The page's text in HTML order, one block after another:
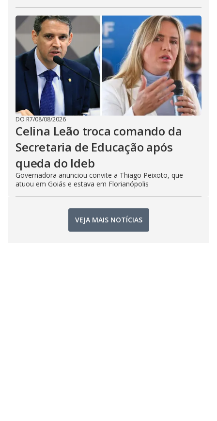
DO R7/08/08/2026
Celina Leão troca comando da
Secretaria de Educação após
queda do Ideb
Governadora anunciou convite a Thiago Peixoto, que
atuou em Goiás e estava em Florianópolis
VEJA MAIS NOTÍCIAS